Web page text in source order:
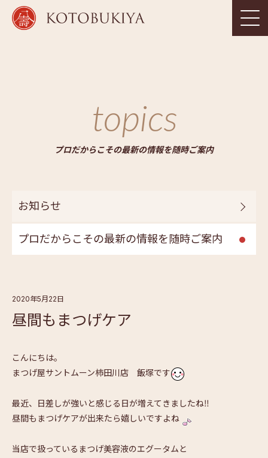
topics
プロだからこその最新の情報を随時ご案内
お知らせ
プロだからこその最新の情報を随時ご案内
2020年5月22日
昼間もまつげケア
こんにちは。
まつげ屋サントムーン柿田川店 飯塚です
最近、日差しが強いと感じる日が増えてきましたね‼
昼間もまつげケアが出来たら嬉しいですよね
当店で扱っているまつげ美容液のエグータムと